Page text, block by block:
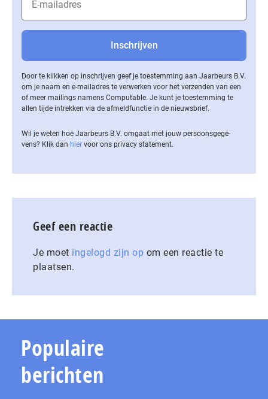
Door te klikken op inschrijven geef je toestemming aan Jaarbeurs B.V.
om je naam en e-mailadres te verwerken voor het verzenden van een
of meer mailings namens Computable. Je kunt je toestemming te
allen tijde intrekken via de af­meld­func­tie in de nieuwsbrief.
Wil je weten hoe Jaarbeurs B.V. omgaat met jouw per­soons­ge­ge­
vens? Klik dan hier voor ons privacy statement.
Geef een reactie
Je moet ingelogd zijn op om een reactie te
plaatsen.
Populaire
berichten